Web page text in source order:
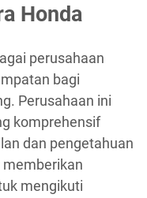
Honda
perusahaan
bagi
Perusahaan ini
komprehensif
dan pengetahuan
memberikan
mengikuti